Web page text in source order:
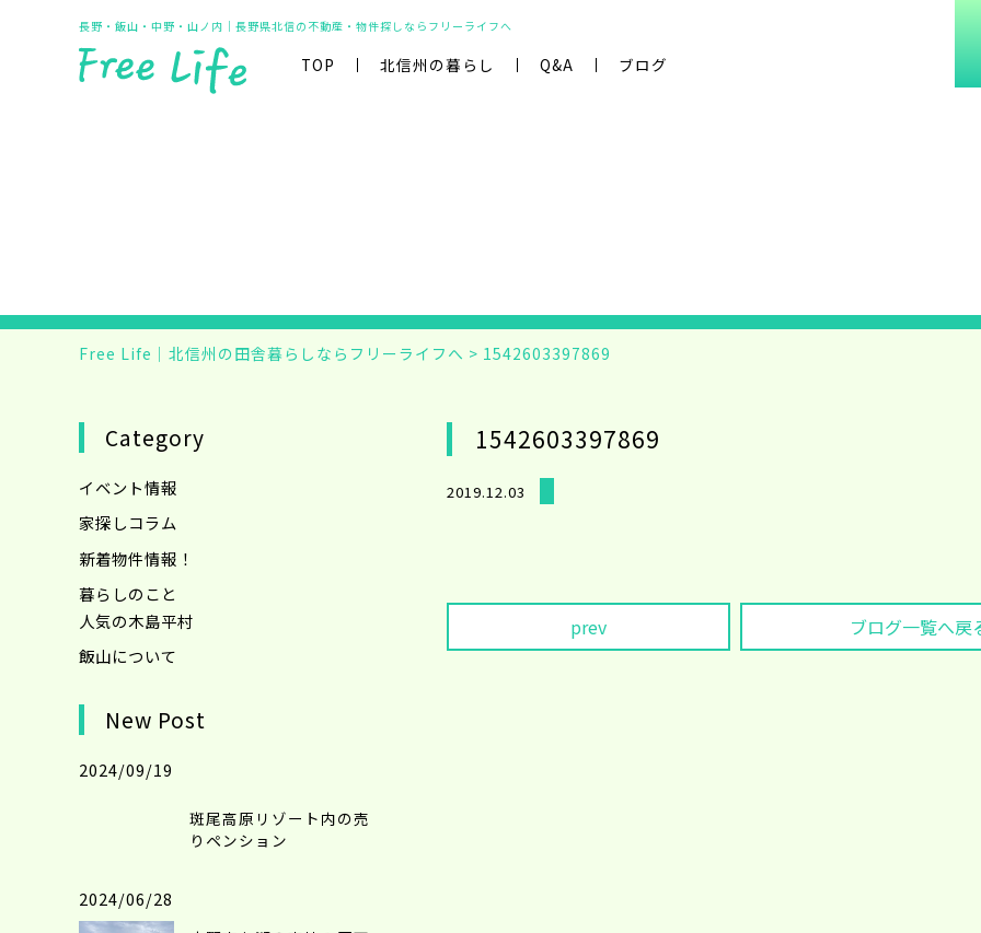
長野・飯山・中野・山ノ内｜長野県北信の不動産・物件探しならフリーライフへ
TOP 北信州の暮らし Q&A ブログ
Free Life｜北信州の田舎暮らしならフリーライフへ > 1542603397869
1542603397869
2019.12.03
prev ブログ一覧へ戻
Category
イベント情報
家探しコラム
新着物件情報！
暮らしのこと
人気の木島平村
飯山について
New Post
2024/09/19
斑尾高原リゾート内の売
りペンション
2024/06/28